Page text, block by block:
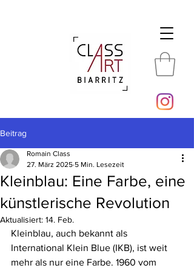
Beitrag
Kleinblau: Eine Farbe, eine
künstlerische Revolution
Romain Class
27. März 2025 5 Min. Lesezeit
Aktualisiert: 14. Feb.
Kleinblau, auch bekannt als
International Klein Blue (IKB), ist weit
mehr als nur eine Farbe. 1960 vom